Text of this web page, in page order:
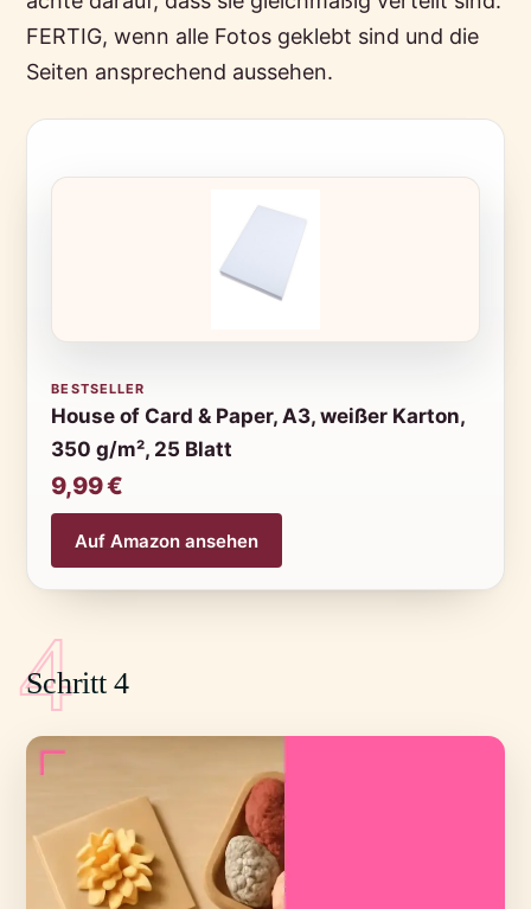
FERTIG, wenn alle Fotos geklebt sind und die
Seiten ansprechend aussehen.
BESTSELLER
House of Card & Paper, A3, weißer Karton,
350 g/m², 25 Blatt
9,99 €
Auf Amazon ansehen
4
Schritt 4